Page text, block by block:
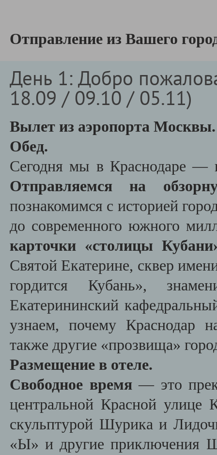
Отправление из Вашего
День 1: Добро
18.09 / 09.10 / 05.11)
Вылет из аэропорта
Обед.
Сегодня мы в Краснодаре —
Отправляемся на
познакомимся с историей
до современного южного
карточки «столицы
Святой Екатерине, сквер
гордится Кубань»,
Екатерининский
узнаем, почему Краснодар
также другие «прозвища»
Размещение в отеле.
Свободное время— это
центральной Красной улице
скульптурой Шурика и
«Ы» и другие приключения